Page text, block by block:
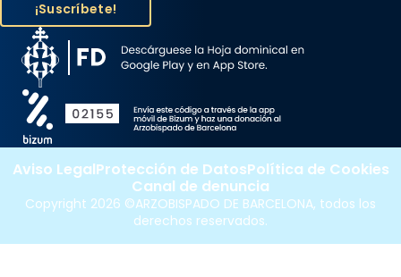
Copyright 2026 ©ARZOBISPADO DE BARCELONA, todos los
derechos reservados.
Aviso LegalProtección de DatosPolítica de Cookies
Canal de denuncia